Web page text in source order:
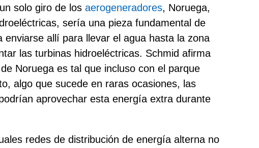
solo giro de los aerogeneradores, Noruega,
sería una pieza fundamental de
enviarse allí para llevar el agua hasta la zona
las turbinas hidroeléctricas. Schmid afirma
Noruega es tal que incluso con el parque
algo que sucede en raras ocasiones, las
aprovechar esta energía extra durante
redes de distribución de energía alterna no